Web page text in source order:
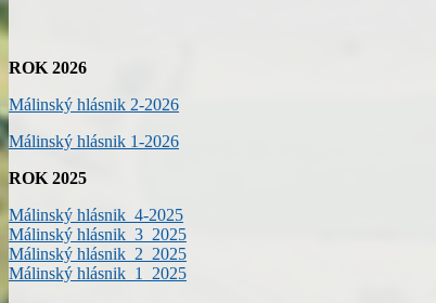
ROK 2026
Málinský hlásnik 2-2026
Málinský hlásnik 1-2026
ROK 2025
Málinský hlásnik 4-2025
Málinský hlásnik 3_2025
Málinský hlásnik 2_2025
Málinský hlásnik 1_2025